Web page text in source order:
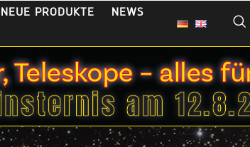
NEUE PRODUKTE
NEWS